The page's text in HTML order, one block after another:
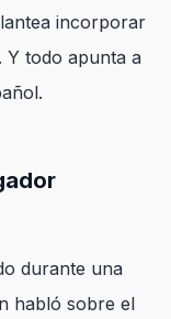
incorporar
Y todo apunta a
durante una
habló sobre el